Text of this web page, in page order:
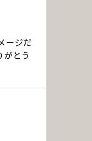
ージだ
がとう